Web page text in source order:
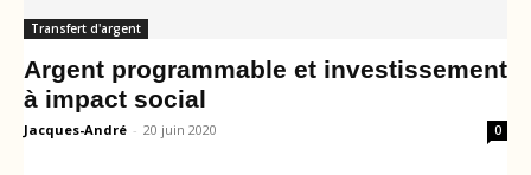
Transfert d'argent
Argent programmable et investissement
à impact social
Jacques-André - 20 juin 2020 0